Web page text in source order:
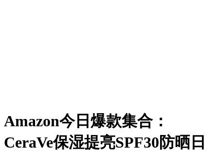
Amazon今日爆款集合：
CeraVe保湿提亮SPF30防晒日